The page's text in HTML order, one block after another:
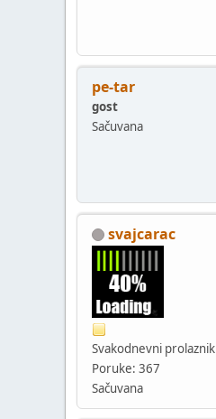
pe-tar
gost
Sačuvana
svajcarac
Svakodnevni prolaznik
Poruke: 367
Sačuvana